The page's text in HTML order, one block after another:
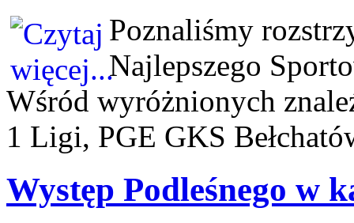
Poznaliśmy
Najlepszego
Wśród wyróżnionych
1 Ligi, PGE GKS
Występ Podleśnego w